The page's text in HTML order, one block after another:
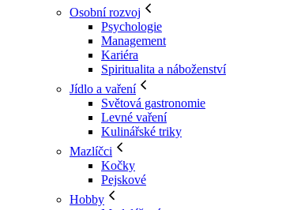
Osobní rozvoj
Psychologie
Management
Kariéra
Spiritualita a náboženství
Jídlo a vaření
Světová gastronomie
Levné vaření
Kulinářské triky
Mazlíčci
Kočky
Pejskové
Hobby